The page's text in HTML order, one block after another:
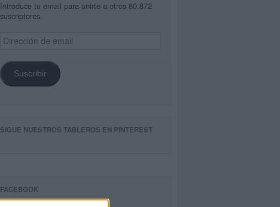
Introduce tu email para unirte a otros 80.872
suscriptores.
Dirección
de
Suscribir
SIGUE NUESTROS TABLEROS EN PINTEREST
FACEBOOK